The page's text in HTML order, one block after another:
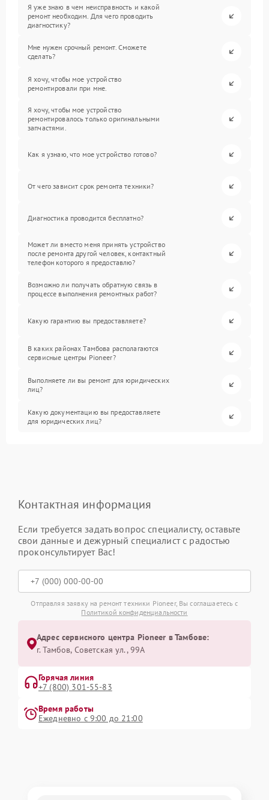
Я уже знаю в чем неисправность и какой
ремонт необходим. Для чего проводить
диагностику?
Мне нужен срочный ремонт. Сможете
сделать?
Я хочу, чтобы мое устройство
ремонтировали при мне.
Я хочу, чтобы мое устройство
ремонтировалось только оригинальными
запчастями.
Как я узнаю, что мое устройство готово?
От чего зависит срок ремонта техники?
Диагностика проводится бесплатно?
Может ли вместо меня принять устройство
после ремонта другой человек, контактный
телефон которого я предоставлю?
Возможно ли получать обратную связь в
процессе выполнения ремонтных работ?
Какую гарантию вы предоставляете?
В каких районах Тамбова располагаются
сервисные центры Pioneer?
Выполняете ли вы ремонт для юридических
лиц?
Какую документацию вы предоставляете
для юридических лиц?
Контактная информация
Если требуется задать вопрос специалисту, оставьте
свои данные и дежурный специалист с радостью
проконсультирует Вас!
Отправляя заявку на ремонт техники Pioneer, Вы соглашаетесь с
Политикой конфиденциальности
Адрес сервисного центра Pioneer в Тамбове:
г. Тамбов, Советская ул., 99А
Горячая линия
+7 (800) 301-55-83
Время работы
Ежедневно с 9:00 до 21:00